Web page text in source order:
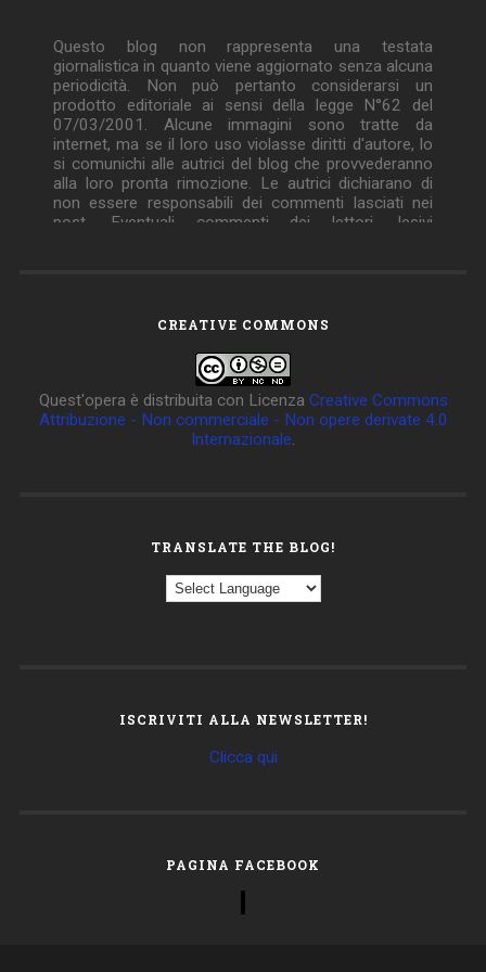
giornalistica in quanto viene aggiornato senza alcuna
periodicità. Non può pertanto considerarsi un
prodotto editoriale ai sensi della legge N°62 del
07/03/2001. Alcune immagini sono tratte da
internet, ma se il loro uso violasse diritti d'autore, lo
si comunichi alle autrici del blog che provvederanno
alla loro pronta rimozione. Le autrici dichiarano di
non essere responsabili dei commenti lasciati nei
post. Eventuali commenti dei lettori, lesivi
dell'immagine o dell'onorabilità di persone terze, il cui
CREATIVE COMMONS
Quest'opera è distribuita con Licenza Creative Commons
Attribuzione - Non commerciale - Non opere derivate 4.0
Internazionale
TRANSLATE THE BLOG!
ISCRIVITI ALLA NEWSLETTER!
Clicca qui
PAGINA FACEBOOK